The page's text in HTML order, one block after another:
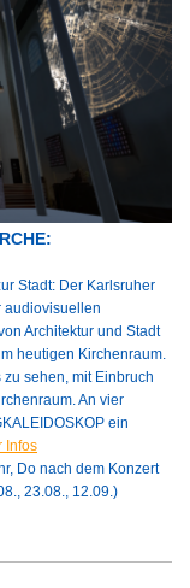
Stadt: Der Karlsruher
audiovisuellen
Architektur und Stadt
heutigen Kirchenraum.
sehen, mit Einbruch
An vier
ein
Infos
Do nach dem Konzert
23.08., 12.09.)